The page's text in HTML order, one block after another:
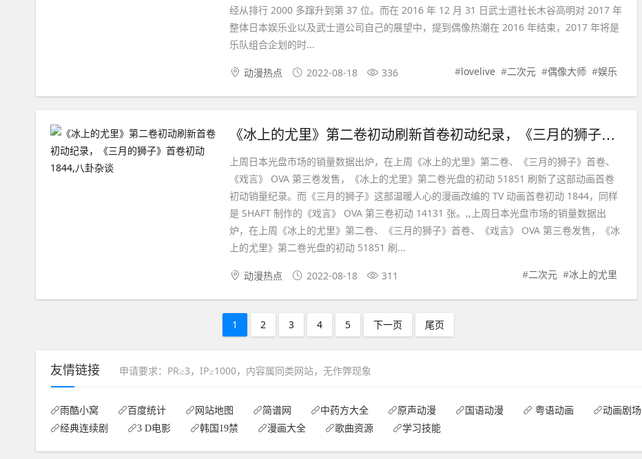
经从排行 2000 多蹿升到第 37 位。而在 2016 年 12 月 31 日武士道社长木谷高明对 2017 年
整体日本娱乐业以及武士道公司自己的展望中，提到偶像热潮在 2016 年结束，2017 年将是
乐队组合企划的时...
动漫热点 2022-08-18 336 #lovelive #二次元 #偶像大师 #娱乐
《冰上的尤里》第二卷初动刷新首卷初动纪录，《三月的狮子》首卷初动 1844,八卦杂谈
上周日本光盘市场的销量数据出炉，在上周《冰上的尤里》第二卷、《三月的狮子》首卷、
《戏言》 OVA 第三卷发售，《冰上的尤里》第二卷光盘的初动 51851 刷新了这部动画首卷
初动销量纪录。而《三月的狮子》这部温暖人心的漫画改编的 TV 动画首卷初动 1844，同样
是 SHAFT 制作的《戏言》 OVA 第三卷初动 14131 张。,,上周日本光盘市场的销量数据出
炉，在上周《冰上的尤里》第二卷、《三月的狮子》首卷、《戏言》 OVA 第三卷发售，《冰
上的尤里》第二卷光盘的初动 51851 刷...
动漫热点 2022-08-18 311 #二次元 #冰上的尤里
1 2 3 4 5 下一页 尾页
友情链接 申请要求：PR≥3，IP≥1000，内容属同类网站，无作弊现象
雨酷小窝 百度统计 网站地图 简谱网 中药方大全 原声动漫 国语动漫 粤语动画 动画剧场
经典连续剧
3 D电影 韩国19禁 漫画大全 歌曲资源 学习技能